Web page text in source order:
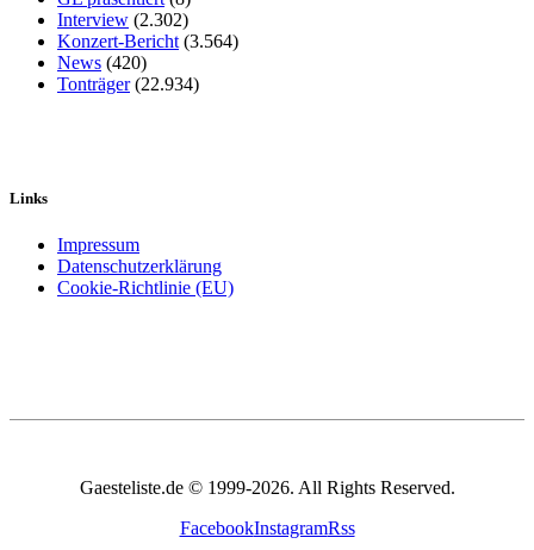
Interview (2.302)
Konzert-Bericht (3.564)
News (420)
Tonträger(22.934)
Links
Impressum
Datenschutzerklärung
Cookie-Richtlinie (EU)
Gaesteliste.de © 1999-2026. All Rights Reserved.
FacebookInstagramRss